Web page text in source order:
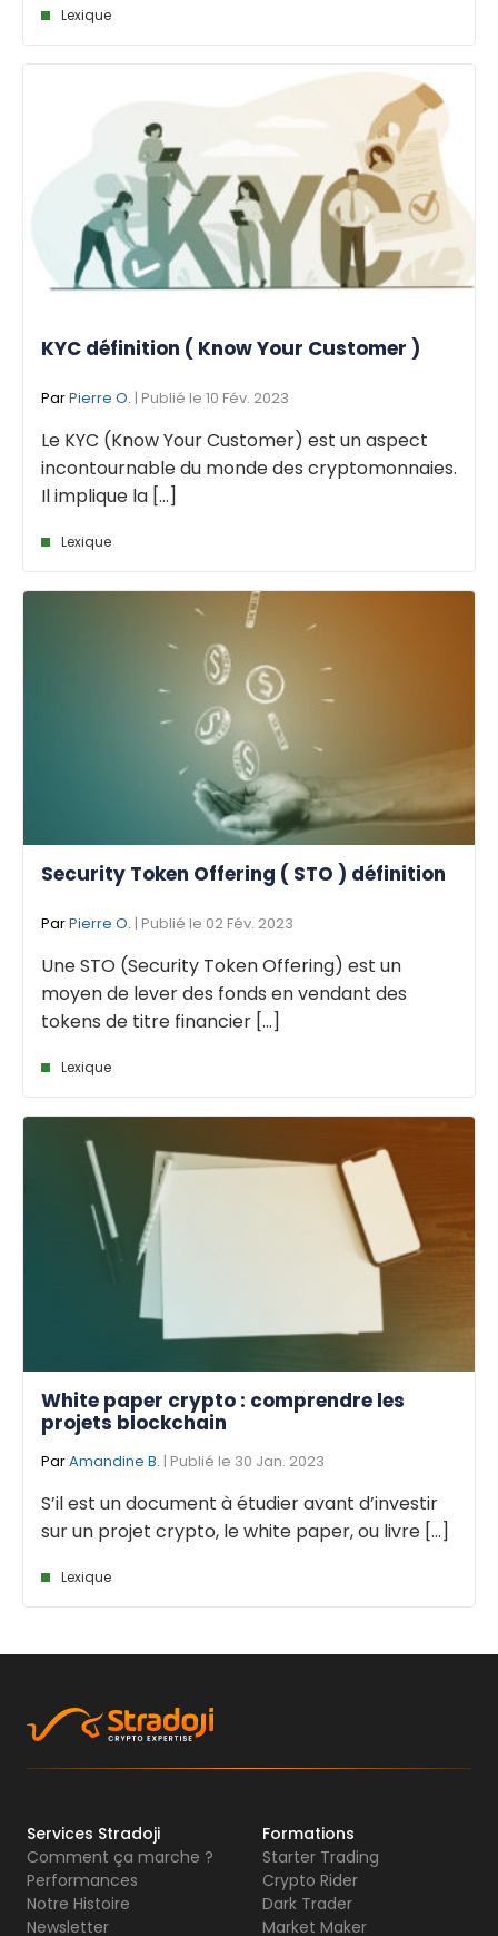
Lexique
KYC définition ( Know Your Customer )
ParPierre O. | Publié le 10 Fév. 2023
Le KYC (Know Your Customer) est un aspect
incontournable du monde des cryptomonnaies.
Il implique la [...]
Lexique
Security Token Offering ( STO ) définition
ParPierre O. | Publié le 02 Fév. 2023
Une STO (Security Token Offering) est un
moyen de lever des fonds en vendant des
tokens de titre financier [...]
Lexique
White paper crypto : comprendre les
projets blockchain
ParAmandine B. | Publié le 30 Jan. 2023
S’il est un document à étudier avant d’investir
sur un projet crypto, le white paper, ou livre [...]
Lexique
Services Stradoji
Comment ça marche ?
Performances
Notre Histoire
Newsletter
Formations
Starter Trading
Crypto Rider
Dark Trader
Market Maker